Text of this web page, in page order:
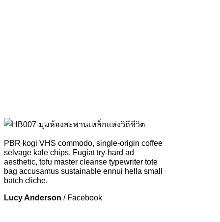
PBR kogi VHS commodo, single-origin coffee
selvage kale chips. Fugiat try-hard ad
aesthetic, tofu master cleanse typewriter tote
bag accusamus sustainable ennui hella small
batch cliche.
Lucy Anderson / Facebook